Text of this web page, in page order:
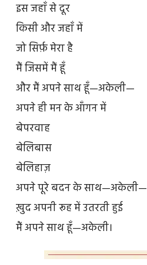
इस जहाँ से दूर
किसी और जहाँ में
जो सिर्फ़ मेरा है
मैं जिसमें मैं हूँ
और मैं अपने साथ हूँ—अकेली—
अपने ही मन के आँगन में
बेपरवाह
बेलिबास
बेलिहाज़
अपने पूरे बदन के साथ—अकेली—
ख़ुद अपनी रूह में उतरती हुई
मैं अपने साथ हूँ—अकेली।